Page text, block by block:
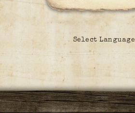
Select Language